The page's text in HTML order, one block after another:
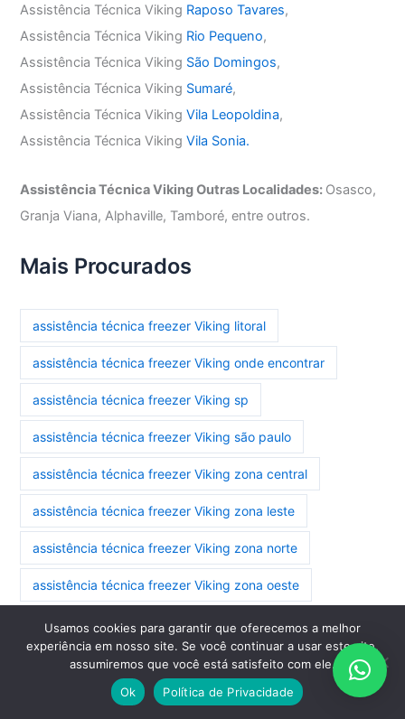
Assistência Técnica Viking Raposo Tavares,
Assistência Técnica Viking Rio Pequeno,
Assistência Técnica Viking São Domingos,
Assistência Técnica Viking Sumaré,
Assistência Técnica VikingVila Leopoldina,
Assistência Técnica VikingVila Sonia.
Assistência Técnica Viking Outras Localidades: Osasco,
Granja Viana, Alphaville, Tamboré, entre outros.
Mais Procurados
assistência técnica freezer Viking litoral
assistência técnica freezer Viking onde encontrar
assistência técnica freezer Viking sp
assistência técnica freezer Viking são paulo
assistência técnica freezer Viking zona central
assistência técnica freezer Viking zona leste
assistência técnica freezer Viking zona norte
assistência técnica freezer Viking zona oeste
assistência técnica freezer Viking zona sul
assistência técnica geladeira side by side Viking zona
Usamos cookies para garantir que oferecemos a melhor
experiência em nosso site. Se você continuar a usar este site,
assumiremos que você está satisfeito com ele.
Ok
Política de Privacidade